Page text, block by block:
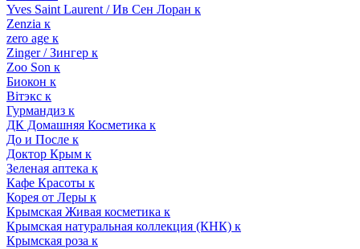
Yves Saint Laurent / Ив Сен Лоран к
Zenzia к
zero age к
Zinger / Зингер к
Zoo Son к
Биокон к
Вiтэкс к
Гурмандиз к
ДК Домашняя Косметика к
До и После к
Доктор Крым к
Зеленая аптека к
Кафе Красоты к
Корея от Леры к
Крымская Живая косметика к
Крымская натуральная коллекция (КНК) к
Крымская роза к